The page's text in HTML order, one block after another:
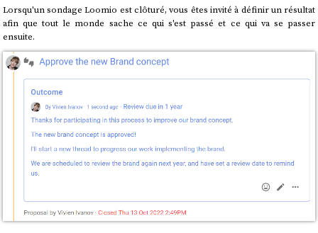
Lorsqu'un sondage Loomio est clôturé, vous êtes invité à définir un résultat
afin que tout le monde sache ce qui s'est passé et ce qui va se passer
ensuite.